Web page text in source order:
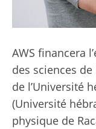
AWS financera
des sciences
de l’Université
(Université
physique de